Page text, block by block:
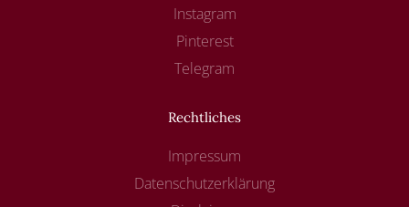
Instagram
Pinterest
Telegram
Rechtliches
Impressum
Datenschutzerklärung